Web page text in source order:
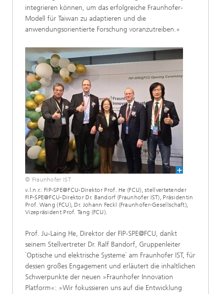
integrieren können, um das erfolgreiche Fraunhofer-
Modell für Taiwan zu adaptieren und die
anwendungsorientierte Forschung voranzutreiben.«
© Fraunhofer IST
v.l.n.r.: FIP-SPE@FCU-Direktor Prof. He (FCU), stellvertetender
FIP-SPE@FCU-Direktor Dr. Bandorf (Fraunhofer IST), Präsidentin
Prof. Wang (FCU), Dr. Johann Feckl (Fraunhofer-Gesellschaft),
Vize­präsident Prof. Tang (FCU).
Prof. Ju-Laing He, Direktor der FIP-SPE@FCU, dankt
seinem Stellvertreter Dr. Ralf Bandorf, Gruppenleiter
`Optische und elektrische Systeme` am Fraunhofer IST, für
dessen großes Engagement und erläutert die inhaltlichen
Schwerpunkte der neuen »Fraunhofer Innovation
Platform«: »Wir fokussieren uns auf die Entwicklung